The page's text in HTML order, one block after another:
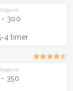
- 300
4 timer
- 350